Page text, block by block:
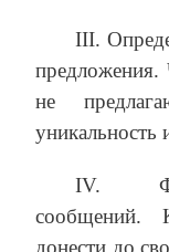
III.
предложения.
не
уникальность
IV.
сообщений.
донести до